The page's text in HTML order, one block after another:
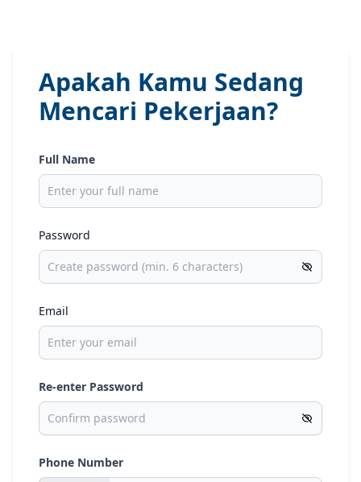
Apakah Kamu Sedang
Mencari Pekerjaan?
Full Name
Password
Email
Re-enter Password
Phone Number